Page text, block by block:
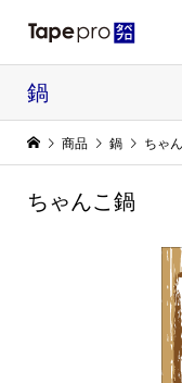
鍋
商品 鍋 ちゃ
ちゃんこ鍋